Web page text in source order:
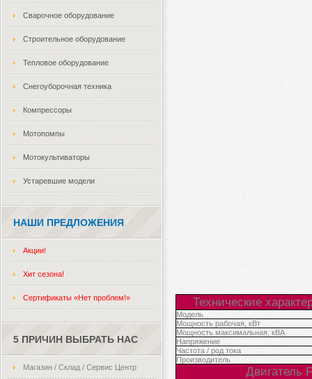
Сварочное оборудование
Строительное оборудование
Тепловое оборудование
Снегоуборочная техника
Компрессоры
Мотопомпы
Мотокультиваторы
Устаревшие модели
НАШИ ПРЕДЛОЖЕНИЯ
Акции!
Хит сезона!
Сертификаты «Нет проблем!»
5 ПРИЧИН ВЫБРАТЬ НАС
Магазин / Склад / Сервис Центр
Технические
Модель
Мощность рабочая, кВт
Мощность максимальная, кВА
Напряжение
Частота / род тока
Производитель
Двигатель